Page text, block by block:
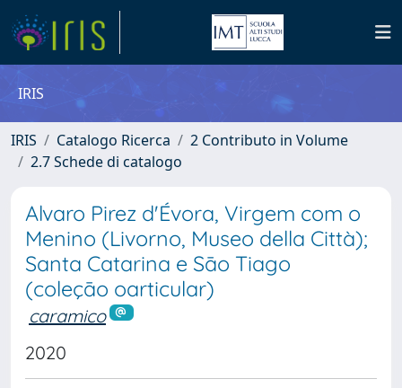
IRIS
IRIS Catalogo Ricerca
2 Contributo in Volume
2.7 Schede di catalogo
Alvaro Pirez d'Évora, Virgem com o
Menino (Livorno, Museo della Città);
Santa Catarina e Sāo Tiago
(coleçāo oarticular)
caramico
2020